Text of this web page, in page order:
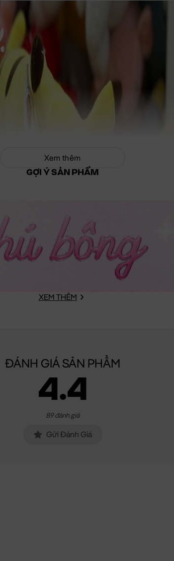
Xem thêm
GỢI Ý SẢN PHẨM
XEM THÊM
ĐÁNH GIÁ SẢN PHẨM
4.4
89 đánh giá
Gửi Đánh Giá